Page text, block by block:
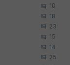
10
18
23
15
14
25